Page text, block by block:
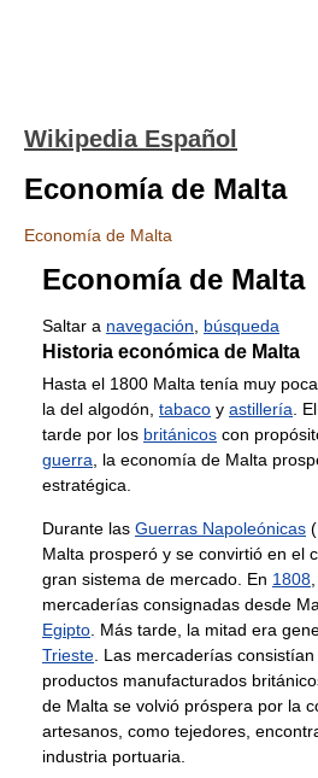
Wikipedia Español
Economía de Malta
Economía de Malta
Economía de Malta
Saltar a navegación búsqueda
Historia económica de Malta
Hasta el 1800 Malta tenía muy
la del algodón, tabaco y astillería .
tarde por los británicos con
guerra , la economía de Malta
estratégica.
Durante las Guerras Napoleónicas
Malta prosperó y se convirtió en el
gran sistema de mercado. En 1808
mercaderías consignadas desde
Egipto . Más tarde, la mitad era
Trieste . Las mercaderías
productos manufacturados
de Malta se volvió próspera por la
artesanos, como tejedores,
industria portuaria.